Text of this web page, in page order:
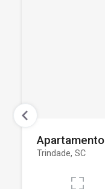
Apartamento
Trindade, SC